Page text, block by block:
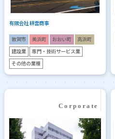
有限会社 耕雲商事
敦賀市 美浜町 おおい町 高浜町
建設業 専門・技術サービス業
その他の業種